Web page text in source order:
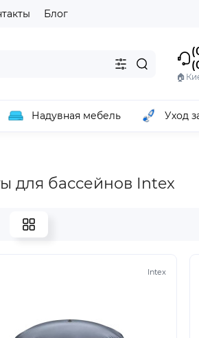
Блог
Надувная мебель Уход
для бассейнов Intex
Intex